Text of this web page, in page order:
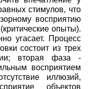
стимулов, что
восприятию
опыты).
угасает. Процесс
состоит из трех
вторая фаза -
восприятием
иллюзий,
объектов